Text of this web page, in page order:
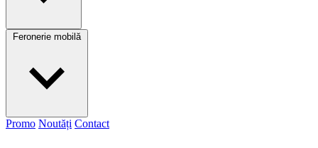
Feronerie mobilă
Promo Noutăți Contact